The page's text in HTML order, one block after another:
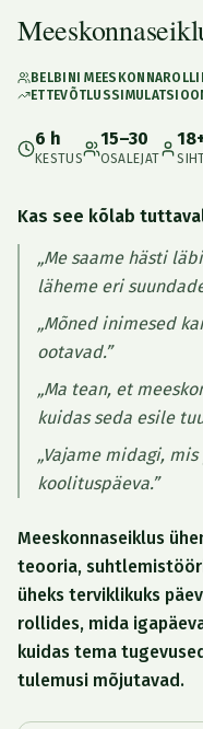
BELBINI
6 h
KESTUS
15–30
OSALEJAT
Kas see kõlab
„Me saame hästi
läheme eri
„Mõned inimesed
ootavad.”
„Ma tean, et
kuidas seda esile
„Vajame midagi,
koolituspäeva.”
Meeskonnaseiklus
teooria,
üheks terviklikuks
rollides, mida
kuidas tema
tulemusi mõjutavad.